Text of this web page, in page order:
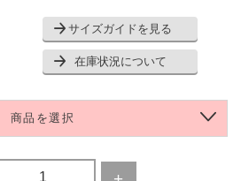
サイズガイドを見る
在庫状況について
商品を選択